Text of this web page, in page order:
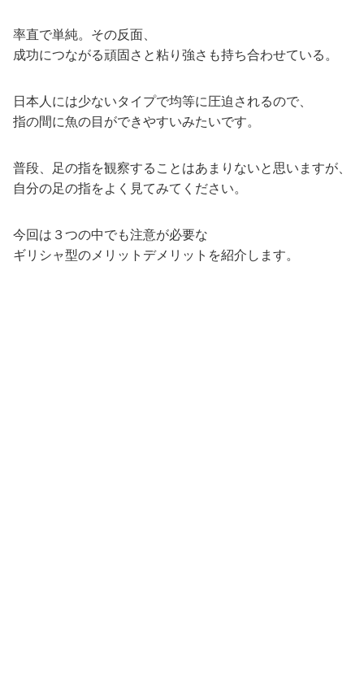
率直で単純。その反面、
成功につながる頑固さと粘り強さも持ち合わせている。
日本人には少ないタイプで均等に圧迫されるので、
指の間に魚の目ができやすいみたいです。
普段、足の指を観察することはあまりないと思いますが、
自分の足の指をよく見てみてください。
今回は３つの中でも注意が必要な
ギリシャ型のメリットデメリットを紹介します。